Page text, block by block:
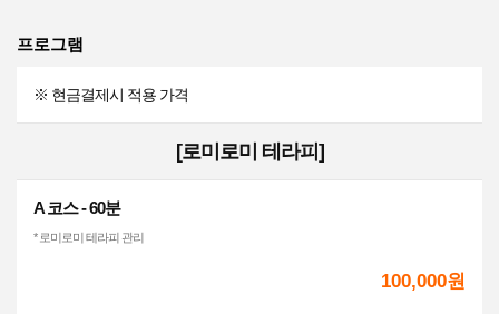
프로그램
※ 현금결제시 적용 가격
[로미로미 테라피]
A 코스 - 60분
* 로미로미 테라피 관리
100,000원